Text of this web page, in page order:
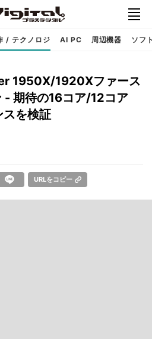
/ テクノロジ AI PC 周辺機器 ソフ
1950X/1920Xファース
- 期待の16コア/12コア
スを検証
URLをコピー